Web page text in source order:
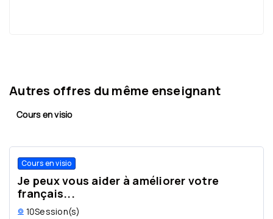
Autres offres du même enseignant
Cours en visio
Cours en visio
Je peux vous aider à améliorer votre
français...
10Session(s)